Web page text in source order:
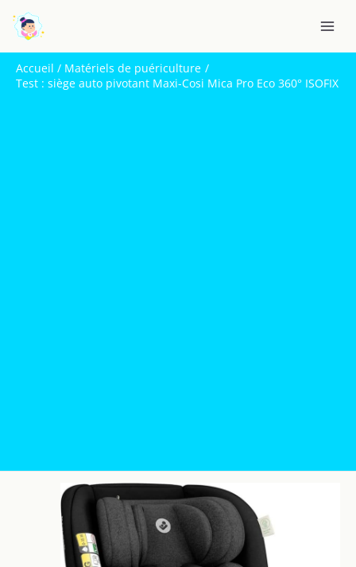
contenu
Accueil
Matériels de puériculture
Test : siège auto pivotant Maxi-Cosi Mica Pro Eco 360° ISOFIX
e
c
h